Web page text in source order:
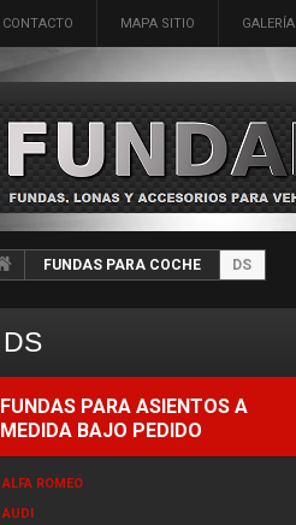
CONTACTO MAPA SITIO GALERÍA
FUNDAS PARA COCHE DS
DS
FUNDAS PARA ASIENTOS A
MEDIDA BAJO PEDIDO
ALFA ROMEO
AUDI